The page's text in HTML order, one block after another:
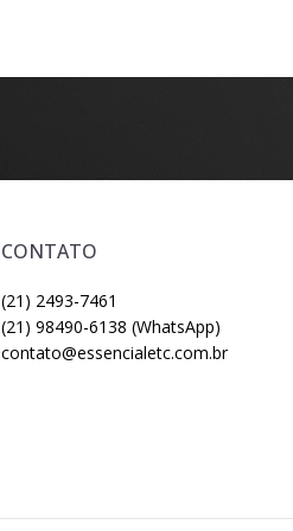
CONTATO
(21) 2493-7461
(21) 98490-6138 (WhatsApp)
contato@essencialetc.com.br